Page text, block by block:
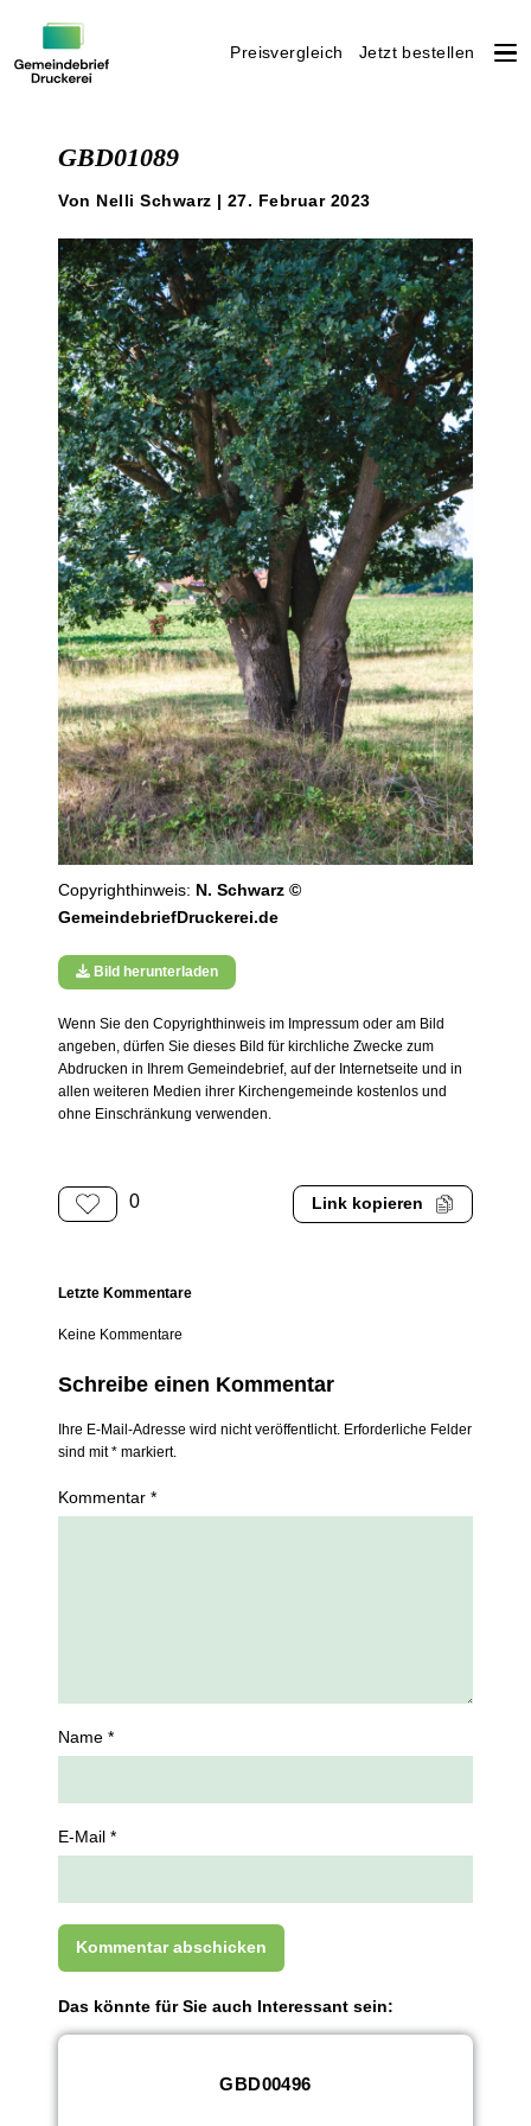
Preisvergleich Jetzt bestellen
GBD01089
Von Nelli Schwarz | 27. Februar 2023
Copyrighthinweis: N. Schwarz ©
GemeindebriefDruckerei.de
Bild herunterladen
Wenn Sie den Copyrighthinweis im Impressum oder am Bild
angeben, dürfen Sie dieses Bild für kirchliche Zwecke zum
Abdrucken in Ihrem Gemeindebrief, auf der Internetseite und in
allen weiteren Medien ihrer Kirchengemeinde kostenlos und
ohne Einschränkung verwenden.
0 Link kopieren
Letzte Kommentare
Keine Kommentare
Schreibe einen Kommentar
Ihre E-Mail-Adresse wird nicht veröffentlicht. Erforderliche Felder
sind mit * markiert.
Kommentar *
Name *
E-Mail *
Das könnte für Sie auch Interessant sein:
GBD00496